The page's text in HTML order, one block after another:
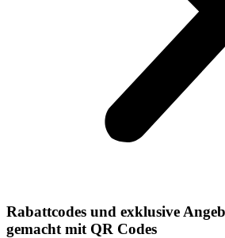
Rabattcodes und exklusive
gemacht mit QR Codes